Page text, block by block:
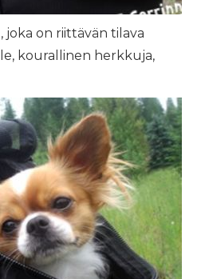
joka on riittävän tilava
kourallinen herkkuja,